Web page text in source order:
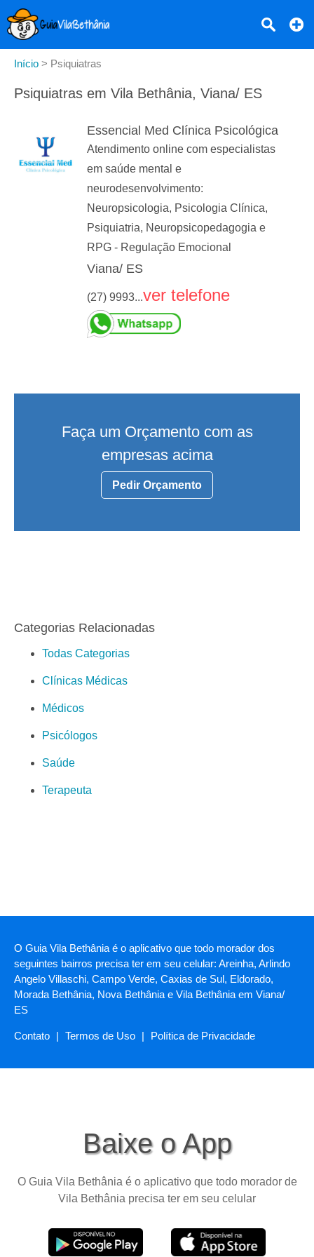
Início > Psiquiatras
Psiquiatras em Vila Bethânia, Viana/ ES
Essencial Med Clínica Psicológica
Atendimento online com especialistas
em saúde mental e
neurodesenvolvimento:
Neuropsicologia, Psicologia Clínica,
Psiquiatria, Neuropsicopedagogia e
RPG - Regulação Emocional
Viana/ ES
(27) 9993...ver telefone
Faça um Orçamento com as
empresas acima
Pedir Orçamento
Categorias Relacionadas
Todas Categorias
Clínicas Médicas
Médicos
Psicólogos
Saúde
Terapeuta
O Guia Vila Bethânia é o aplicativo que todo morador dos
seguintes bairros precisa ter em seu celular: Areinha, Arlindo
Angelo Villaschi, Campo Verde, Caxias de Sul, Eldorado,
Morada Bethânia, Nova Bethânia e Vila Bethânia em Viana/
ES
Contato | Termos de Uso | Política de Privacidade
Baixe o App
O Guia Vila Bethânia é o aplicativo que todo morador de
Vila Bethânia precisa ter em seu celular